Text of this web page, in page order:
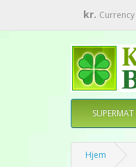
kr. Currency
SUPERMAT
Hjem